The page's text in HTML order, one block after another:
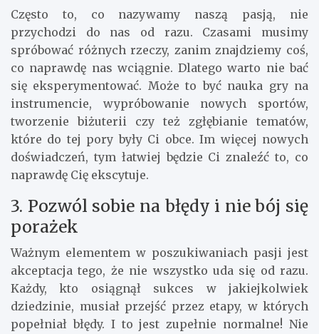
Często to, co nazywamy naszą pasją, nie
przychodzi do nas od razu. Czasami musimy
spróbować różnych rzeczy, zanim znajdziemy coś,
co naprawdę nas wciągnie. Dlatego warto nie bać
się eksperymentować. Może to być nauka gry na
instrumencie, wypróbowanie nowych sportów,
tworzenie biżuterii czy też zgłębianie tematów,
które do tej pory były Ci obce. Im więcej nowych
doświadczeń, tym łatwiej będzie Ci znaleźć to, co
naprawdę Cię ekscytuje.
3. Pozwól sobie na błędy i nie bój się
porażek
Ważnym elementem w poszukiwaniach pasji jest
akceptacja tego, że nie wszystko uda się od razu.
Każdy, kto osiągnął sukces w jakiejkolwiek
dziedzinie, musiał przejść przez etapy, w których
popełniał błędy. I to jest zupełnie normalne! Nie